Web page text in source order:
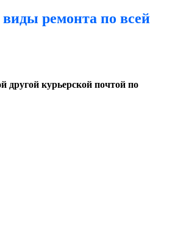
ремонта по всей
другой курьерской почтой по